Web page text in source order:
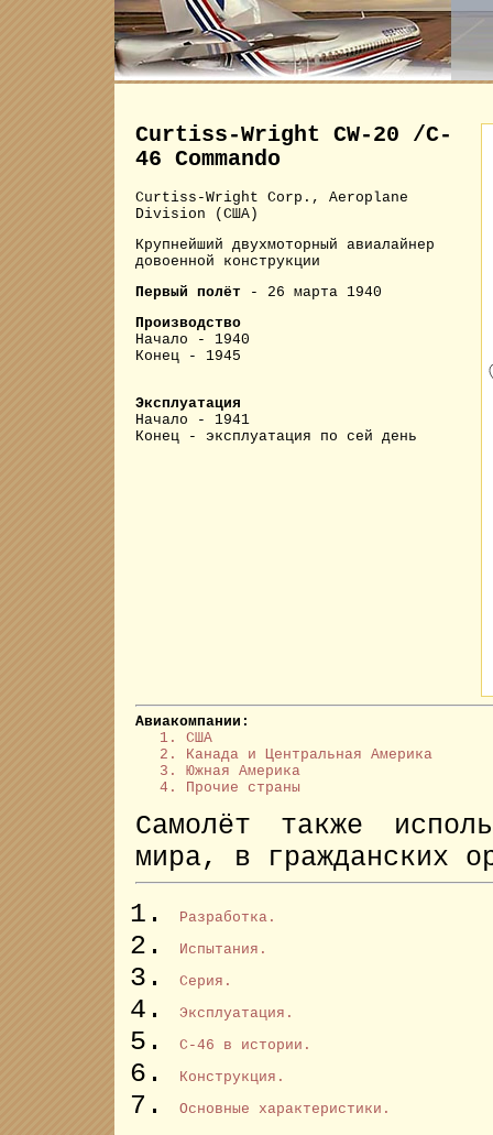
Curtiss-Wright CW-20 /C-
46 Commando
Curtiss-Wright Corp., Aeroplane
Division (США)
Крупнейший двухмоторный авиалайнер
довоенной конструкции
Первый полёт - 26 марта 1940
Производство
Начало - 1940
Конец - 1945
Эксплуатация
Начало - 1941
Конец - эксплуатация по сей день
Авиакомпании:
1. США
2. Канада и Центральная Америка
3. Южная Америка
4. Прочие страны
Самолёт также
мира, в гражданских
Разработка.
Испытания.
Серия.
Эксплуатация.
C-46 в истории.
Конструкция.
Основные характеристики.